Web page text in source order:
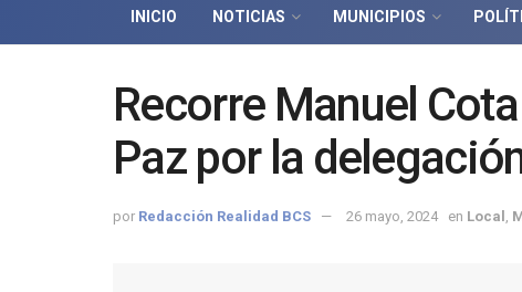
INICIO NOTICIAS MUNICIPIOS
Recorre Manuel
Paz por la
por Redacción Realidad BCS 26 mayo, 2024 en Local